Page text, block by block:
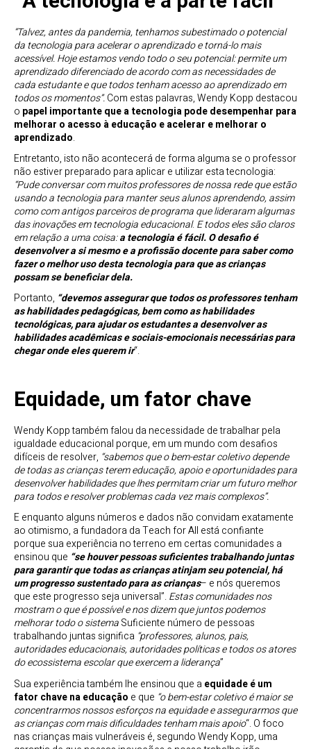
“Talvez, antes da pandemia, tenhamos subestimado o potencial
da tecnologia para acelerar o aprendizado e torná-lo mais
acessível. Hoje estamos vendo todo o seu potencial: permite um
aprendizado diferenciado de acordo com as necessidades de
cada estudante e que todos tenham acesso ao aprendizado em
todos os momentos”.Com estas palavras, Wendy Kopp destacou
o papel importante que a tecnologia pode desempenhar para
melhorar o acesso à educação e acelerar e melhorar o
aprendizado.
Entretanto, isto não acontecerá de forma alguma se o professor
não estiver preparado para aplicar e utilizar esta tecnologia:
“Pude conversar com muitos professores de nossa rede que estão
usando a tecnologia para manter seus alunos aprendendo, assim
como com antigos parceiros de programa que lideraram algumas
das inovações em tecnologia educacional.E todos eles são claros
em relação a uma coisa:a tecnologia é fácil. O desafio é
desenvolver a si mesmo e a profissão docente para saber como
fazer o melhor uso desta tecnologia para que as crianças
possam se beneficiar dela.
Portanto, “devemos assegurar que todos os professores tenham
as habilidades pedagógicas, bem como as habilidades
tecnológicas, para ajudar os estudantes a desenvolver as
habilidades acadêmicas e sociais-emocionais necessárias para
chegar onde eles querem ir“.
Equidade, um fator chave
Wendy Kopp também falou da necessidade de trabalhar pela
igualdade educacional porque, em um mundo com desafios
difíceis de resolver, “sabemos que o bem-estar coletivo depende
de todas as crianças terem educação, apoio e oportunidades para
desenvolver habilidades que lhes permitam criar um futuro melhor
para todos e resolver problemas cada vez mais complexos”.
E enquanto alguns números e dados não convidam exatamente
ao otimismo, a fundadora da Teach for All está confiante
porque sua experiência no terreno em certas comunidades a
ensinou que “se houver pessoas suficientes trabalhando juntas
para garantir que todas as crianças atinjam seu potencial, há
um progresso sustentado para as crianças– e nós queremos
que este progresso seja universal”.Estas comunidades nos
mostram o que é possível e nos dizem que juntos podemos
melhorar todo o sistemaSuficiente número de pessoas
trabalhando juntas significa “professores, alunos, pais,
autoridades educacionais, autoridades políticas e todos os atores
do ecossistema escolar que exercem a liderança”
Sua experiência também lhe ensinou que a equidade é um
fator chave na educação e que “o bem-estar coletivo é maior se
concentrarmos nossos esforços na equidade e assegurarmos que
as crianças com mais dificuldades tenham mais apoio“. O foco
nas crianças mais vulneráveis é, segundo Wendy Kopp, uma